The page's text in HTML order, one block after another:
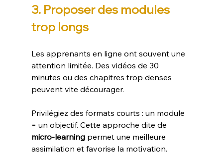
3. Proposer des modules
trop longs
Les apprenants en ligne ont souvent une
attention limitée. Des vidéos de 30
minutes ou des chapitres trop denses
peuvent vite décourager.
Privilégiez des formats courts : un module
= un objectif. Cette approche dite de
micro-learning permet une meilleure
assimilation et favorise la motivation.